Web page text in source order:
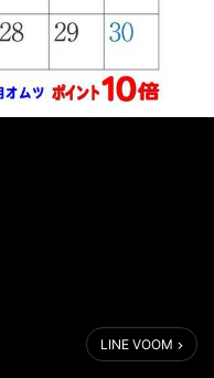
LINE VOOM